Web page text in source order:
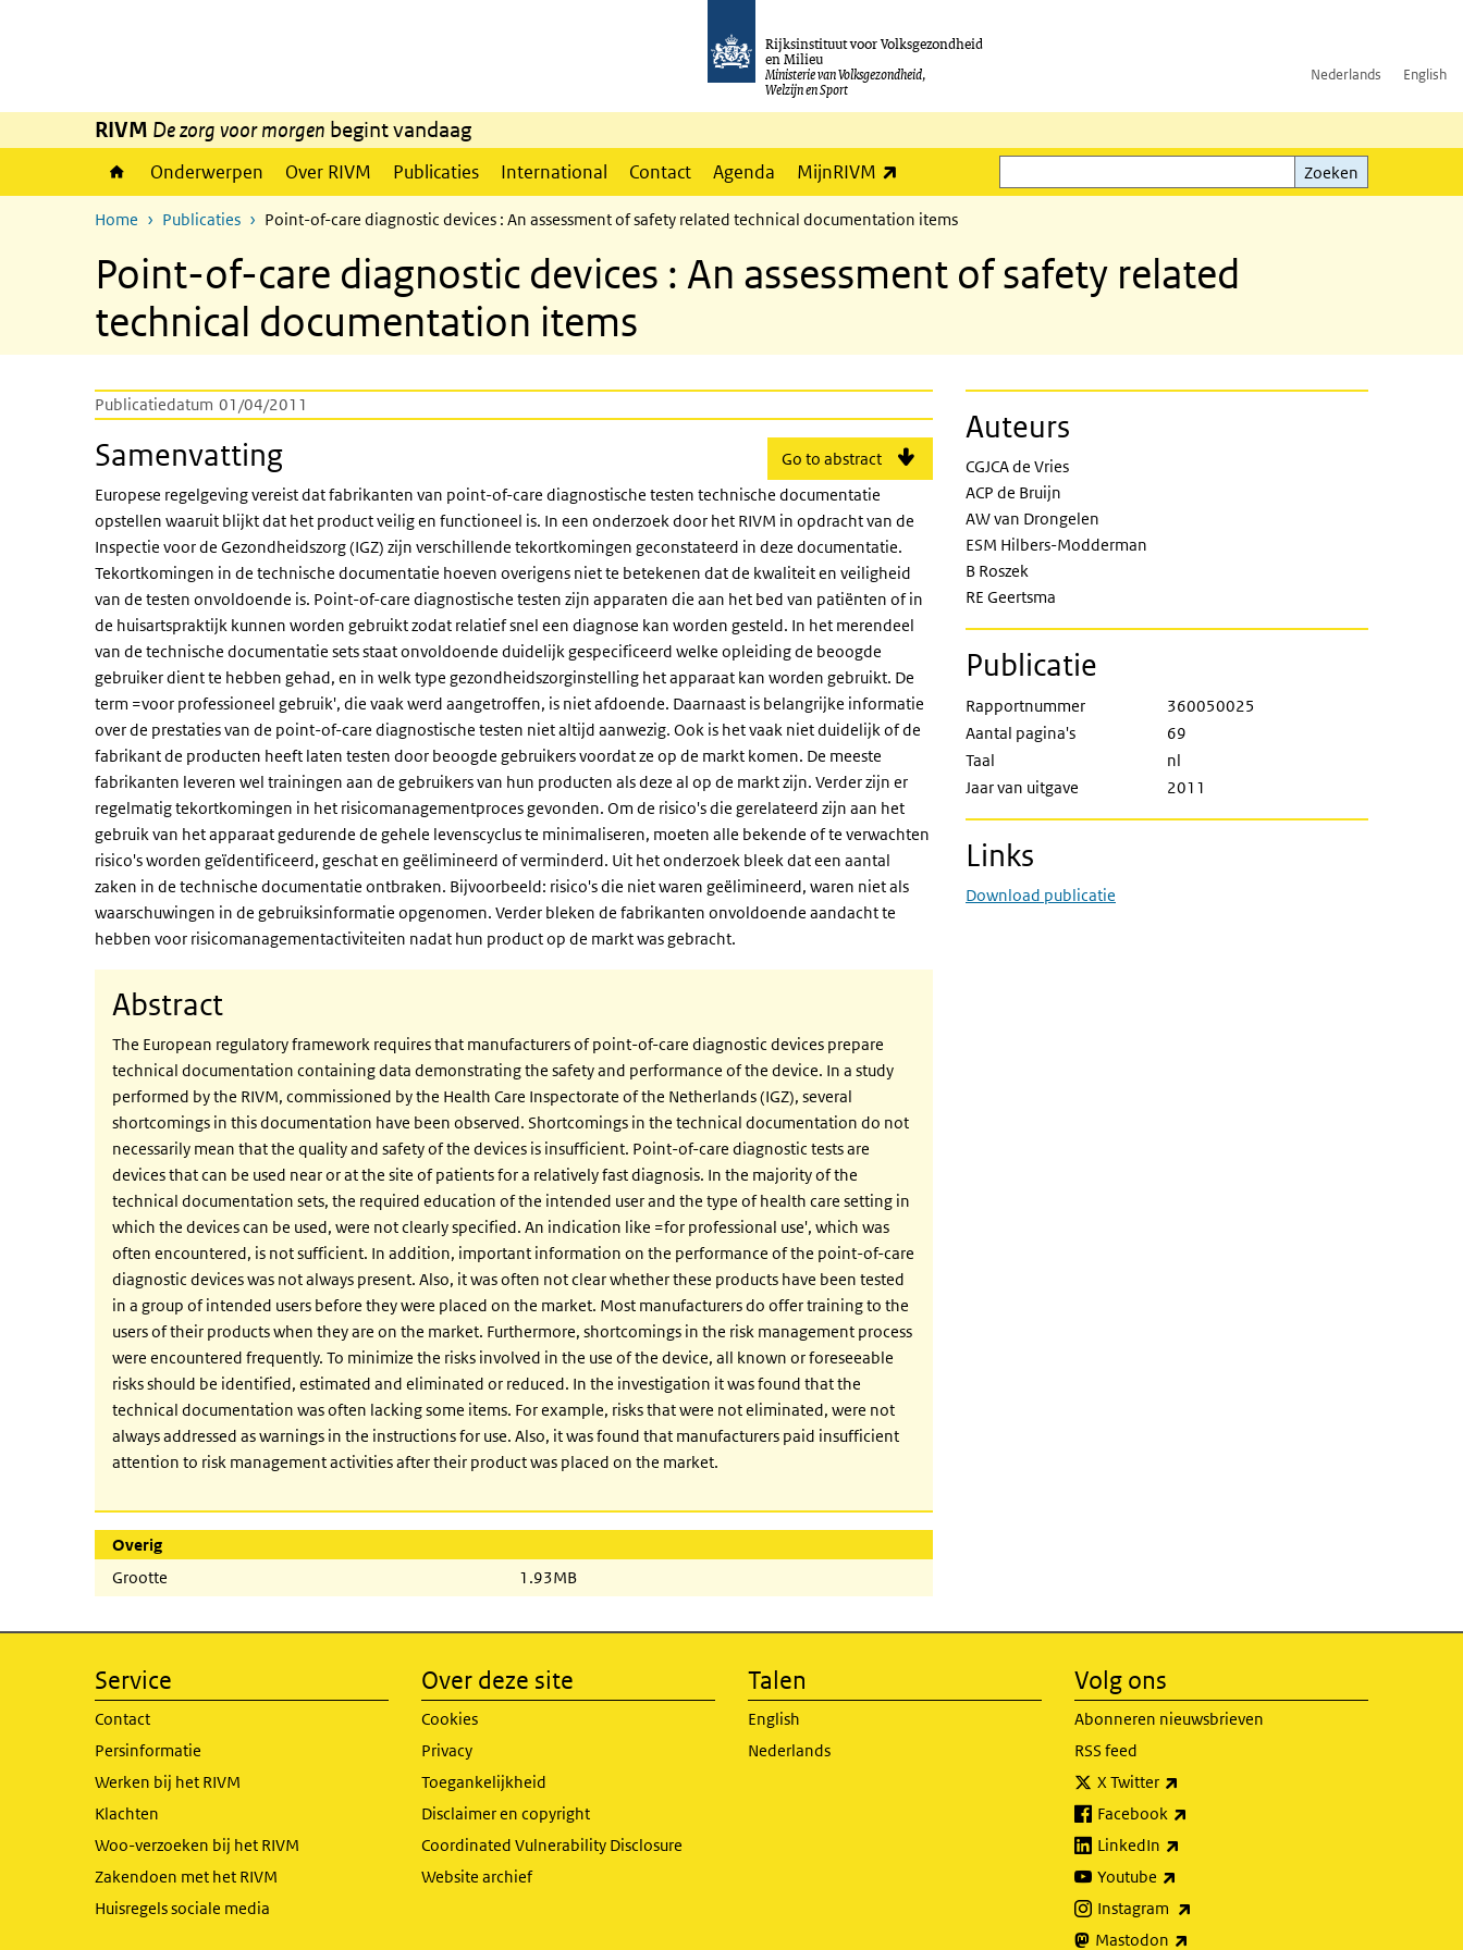
Rijksinstituut voor Volksgezondheid
en Milieu
Ministerie van Volksgezondheid,
Welzijn en Sport
Nederlands English
RIVM De zorg voor morgen begint vandaag
Onderwerpen Over RIVM Publicaties International Contact Agenda MijnRIVM
Zoeken
Zoeken
Home Publicaties Point-of-care diagnostic devices : An assessment of safety related technical documentation items
Point-of-care diagnostic devices : An assessment of safety related
technical documentation items
Publicatiedatum 01/04/2011
Go to abstract
Samenvatting
Europese regelgeving vereist dat fabrikanten van point-of-care diagnostische testen technische documentatie
opstellen waaruit blijkt dat het product veilig en functioneel is. In een onderzoek door het RIVM in opdracht van de
Inspectie voor de Gezondheidszorg (IGZ) zijn verschillende tekortkomingen geconstateerd in deze documentatie.
Tekortkomingen in de technische documentatie hoeven overigens niet te betekenen dat de kwaliteit en veiligheid
van de testen onvoldoende is. Point-of-care diagnostische testen zijn apparaten die aan het bed van patiënten of in
de huisartspraktijk kunnen worden gebruikt zodat relatief snel een diagnose kan worden gesteld. In het merendeel
van de technische documentatie sets staat onvoldoende duidelijk gespecificeerd welke opleiding de beoogde
gebruiker dient te hebben gehad, en in welk type gezondheidszorginstelling het apparaat kan worden gebruikt. De
term =voor professioneel gebruik', die vaak werd aangetroffen, is niet afdoende. Daarnaast is belangrijke informatie
over de prestaties van de point-of-care diagnostische testen niet altijd aanwezig. Ook is het vaak niet duidelijk of de
fabrikant de producten heeft laten testen door beoogde gebruikers voordat ze op de markt komen. De meeste
fabrikanten leveren wel trainingen aan de gebruikers van hun producten als deze al op de markt zijn. Verder zijn er
regelmatig tekortkomingen in het risicomanagementproces gevonden. Om de risico's die gerelateerd zijn aan het
gebruik van het apparaat gedurende de gehele levenscyclus te minimaliseren, moeten alle bekende of te verwachten
risico's worden geïdentificeerd, geschat en geëlimineerd of verminderd. Uit het onderzoek bleek dat een aantal
zaken in de technische documentatie ontbraken. Bijvoorbeeld: risico's die niet waren geëlimineerd, waren niet als
waarschuwingen in de gebruiksinformatie opgenomen. Verder bleken de fabrikanten onvoldoende aandacht te
hebben voor risicomanagementactiviteiten nadat hun product op de markt was gebracht.
Abstract
The European regulatory framework requires that manufacturers of point-of-care diagnostic devices prepare
technical documentation containing data demonstrating the safety and performance of the device. In a study
performed by the RIVM, commissioned by the Health Care Inspectorate of the Netherlands (IGZ), several
shortcomings in this documentation have been observed. Shortcomings in the technical documentation do not
necessarily mean that the quality and safety of the devices is insufficient. Point-of-care diagnostic tests are
devices that can be used near or at the site of patients for a relatively fast diagnosis. In the majority of the
technical documentation sets, the required education of the intended user and the type of health care setting in
which the devices can be used, were not clearly specified. An indication like =for professional use', which was
often encountered, is not sufficient. In addition, important information on the performance of the point-of-care
diagnostic devices was not always present. Also, it was often not clear whether these products have been tested
in a group of intended users before they were placed on the market. Most manufacturers do offer training to the
users of their products when they are on the market. Furthermore, shortcomings in the risk management process
were encountered frequently. To minimize the risks involved in the use of the device, all known or foreseeable
risks should be identified, estimated and eliminated or reduced. In the investigation it was found that the
technical documentation was often lacking some items. For example, risks that were not eliminated, were not
always addressed as warnings in the instructions for use. Also, it was found that manufacturers paid insufficient
attention to risk management activities after their product was placed on the market.
Overig
Grootte
1.93MB
Auteurs
CGJCA de Vries
ACP de Bruijn
AW van Drongelen
ESM Hilbers-Modderman
B Roszek
RE Geertsma
Publicatie
Rapportnummer
360050025
Aantal pagina's
69
Taal
nl
Jaar van uitgave
2011
Links
Download publicatie
Service
Contact
Persinformatie
Werken bij het RIVM
Klachten
Woo-verzoeken bij het RIVM
Zakendoen met het RIVM
Huisregels sociale media
Over deze site
Cookies
Privacy
Toegankelijkheid
Disclaimer en copyright
Coordinated Vulnerability Disclosure
Website archief
Talen
English
Nederlands
Volg ons
Abonneren nieuwsbrieven
RSS feed
X Twitter
Facebook
LinkedIn
Youtube
Instagram
Mastodon